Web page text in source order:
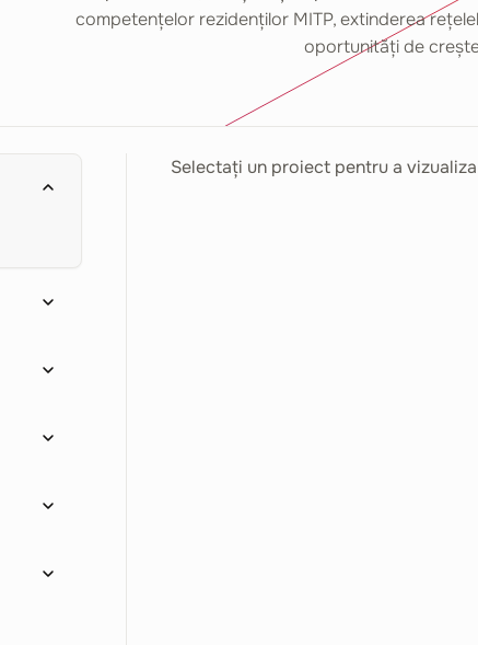
competențelor rezidenților MITP, extinderea
oportunități de
Selectați un proiect pentru a